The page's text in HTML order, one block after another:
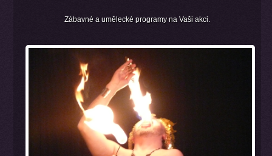
Zábavné a umělecké programy na Vaši akci.